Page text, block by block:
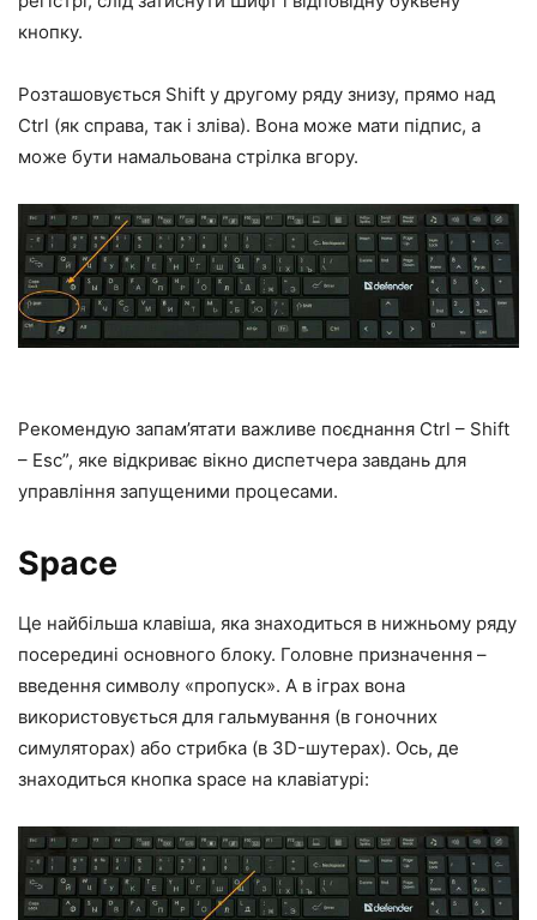
кнопку.
Розташовується Shift у другому ряду знизу, прямо над
Ctrl (як справа, так і зліва). Вона може мати підпис, а
може бути намальована стрілка вгору.
Рекомендую запам’ятати важливе поєднання Ctrl – Shift
– Esc”, яке відкриває вікно диспетчера завдань для
управління запущеними процесами.
Space
Це найбільша клавіша, яка знаходиться в нижньому ряду
посередині основного блоку. Головне призначення –
введення символу «пропуск». А в іграх вона
використовується для гальмування (в гоночних
симуляторах) або стрибка (в 3D-шутерах). Ось, де
знаходиться кнопка space на клавіатурі: